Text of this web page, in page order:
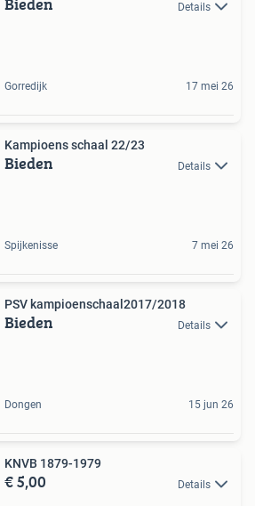
Details
Gorredijk 17 mei 26
Kampioens schaal 22/23
Bieden Details
Spijkenisse 7 mei 26
PSV kampioenschaal2017/2018
Bieden Details
Dongen 15 jun 26
KNVB 1879-1979
€ 5,00 Details